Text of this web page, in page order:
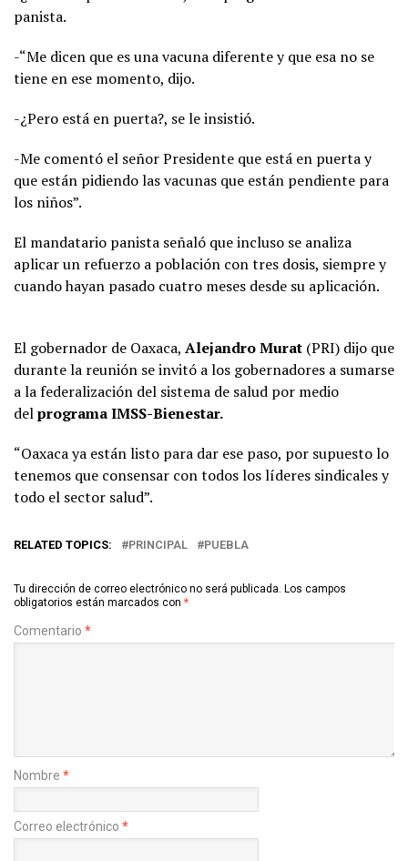
panista.
-“Me dicen que es una vacuna diferente y que esa no se
tiene en ese momento, dijo.
-¿Pero está en puerta?, se le insistió.
-Me comentó el señor Presidente que está en puerta y
que están pidiendo las vacunas que están pendiente para
los niños”.
El mandatario panista señaló que incluso se analiza
aplicar un refuerzo a población con tres dosis, siempre y
cuando hayan pasado cuatro meses desde su aplicación.
El gobernador de Oaxaca, Alejandro Murat (PRI) dijo que
durante la reunión se invitó a los gobernadores a sumarse
a la federalización del sistema de salud por medio
delprograma IMSS-Bienestar.
“Oaxaca ya están listo para dar ese paso, por supuesto lo
tenemos que consensar con todos los líderes sindicales y
todo el sector salud”.
RELATED TOPICS: PRINCIPAL PUEBLA
Tu dirección de correo electrónico no será publicada. Los campos
obligatorios están marcados con *
Comentario *
Nombre *
Correo electrónico *